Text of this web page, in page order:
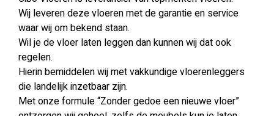
Wij leveren deze vloeren met de garantie en service
waar wij om bekend staan.
Wil je de vloer laten leggen dan kunnen wij dat ook
regelen.
Hierin bemiddelen wij met vakkundige vloerenleggers
die landelijk inzetbaar zijn.
Met onze formule “Zonder gedoe een nieuwe vloer”